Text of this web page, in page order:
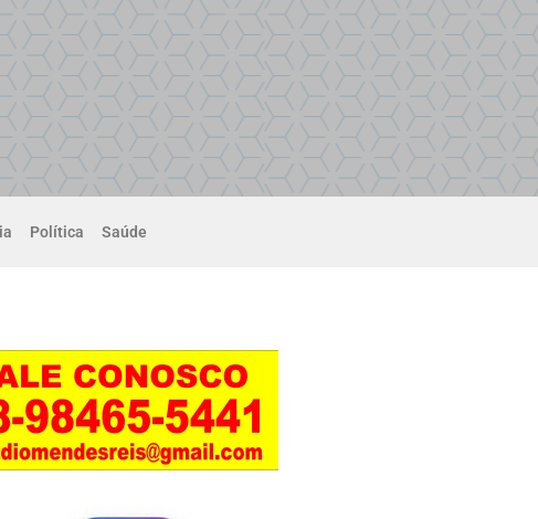
Política Saúde